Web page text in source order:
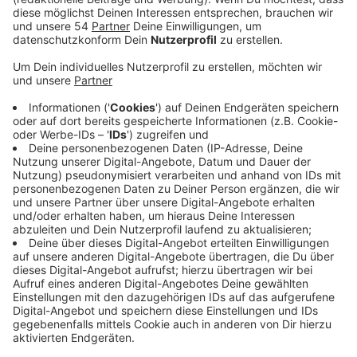
Anzeige
Dennoch wird es für viele Praxen ein Kraftakt, denn
knapp. Wir haben mit dem Mönchengladbacher Arzt
Mathias Jorde über den Ablauf und Probleme
gesprochen. Die Hausärzte werden dennoch ihre
priorisierten Patienten bevorzugen.
Anzeige